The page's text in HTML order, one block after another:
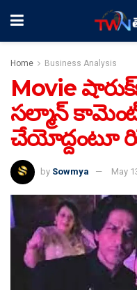
Home Business Analysis
Movie
సల్మాన్​
చేయోద్దంటూ
by Sowmya May